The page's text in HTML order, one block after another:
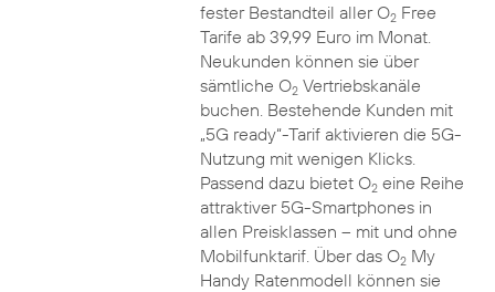
fester Bestandteil aller O2Free
Tarife ab 39,99 Euro im Monat.
Neukunden können sie über
sämtliche O2Vertriebskanäle
buchen. Bestehende Kunden mit
„5G ready“-Tarif aktivieren die 5G-
Nutzung mit wenigen Klicks.
Passend dazu bietet O2eine Reihe
attraktiver 5G-Smartphones in
allen Preisklassen – mit und ohne
Mobilfunktarif. Über das O2My
Handy Ratenmodell können sie